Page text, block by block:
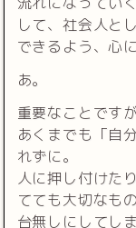
して、社会人と
できるよう、心
あ。
重要なことですが
あくまでも「自
れずに。
人に押し付けた
てても大切なも
台無しにしてし